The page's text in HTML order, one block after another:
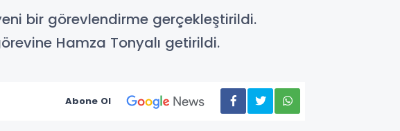
bir görevlendirme gerçekleştirildi.
Hamza Tonyalı getirildi.
Abone Ol